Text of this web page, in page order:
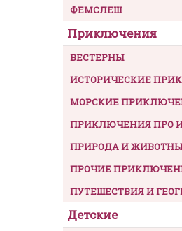
ФЕМСЛЕШ
Приключения
ВЕСТЕРНЫ
ИСТОРИЧЕСКИЕ
МОРСКИЕ
ПРИКЛЮЧЕНИЯ ПРО
ПРИРОДА И
ПРОЧИЕ
ПУТЕШЕСТВИЯ И
Детские